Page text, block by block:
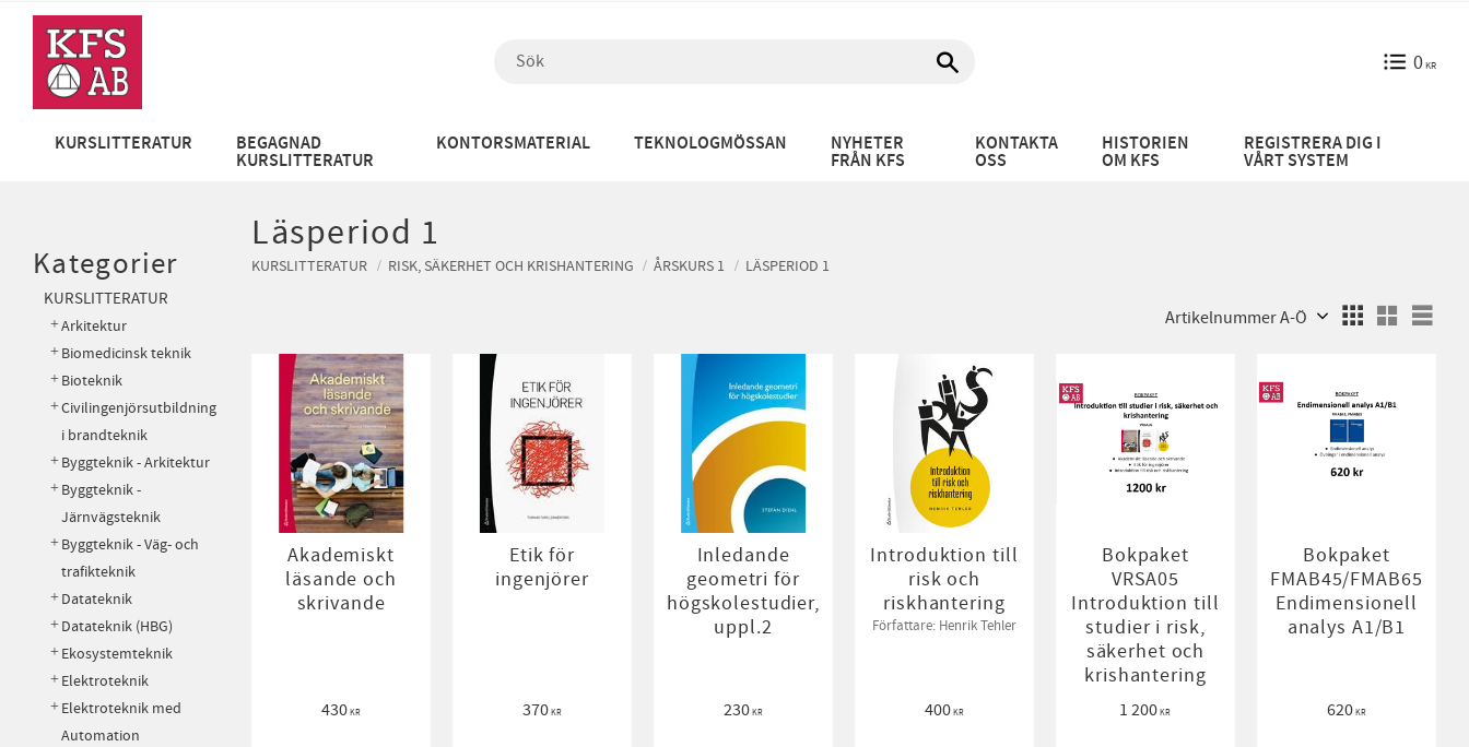
0KR
KURSLITTERATUR BEGAGNAD
KURSLITTERATUR
KONTORSMATERIAL TEKNOLOGMÖSSAN NYHETER
FRÅN KFS
KONTAKTA
OSS
HISTORIEN
OM KFS
REGISTRERA DIG I
VÅRT SYSTEM
Läsperiod 1
KURSLITTERATUR RISK, SÄKERHET OCH KRISHANTERING ÅRSKURS 1 LÄSPERIOD 1
Akademiskt
läsande och
skrivande
430KR
Etik för
ingenjörer
370KR
Inledande
geometri för
högskolestudier,
uppl.2
230KR
Introduktion till
risk och
riskhantering
Författare: Henrik Tehler
400KR
Bokpaket
VRSA05
Introduktion till
studier i risk,
säkerhet och
krishantering
1 200KR
Bokpaket
FMAB45/FMAB65
Endimensionell
analys A1/B1
620KR
Kategorier
KURSLITTERATUR
Arkitektur
Biomedicinsk teknik
Bioteknik
Civilingenjörsutbildning
i brandteknik
Byggteknik - Arkitektur
Byggteknik -
Järnvägsteknik
Byggteknik - Väg- och
trafikteknik
Datateknik
Datateknik (HBG)
Ekosystemteknik
Elektroteknik
Elektroteknik med
Automation